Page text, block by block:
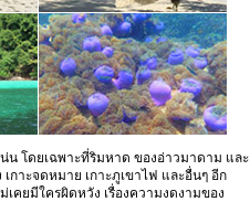
น่น โดยเฉพาะที่ริมหาด ของอ่าวมาดาม และ
กาะจดหมาย เกาะภูเขาไฟ และอื่นๆ อีก
คยมีใครผิดหวัง เรื่องความงดงามของ